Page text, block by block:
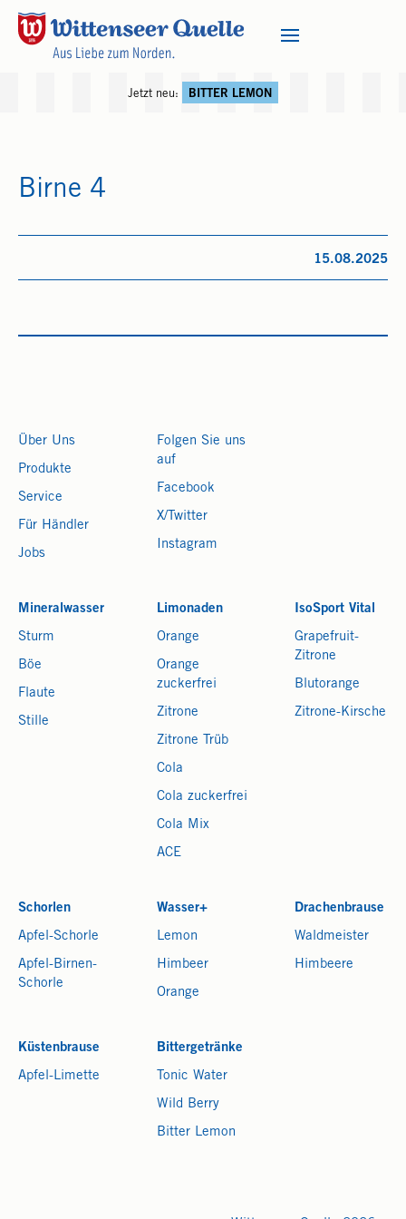
Jetzt neu: BITTER LEMON
Birne 4
15.08.2025
Mineralwasser
Sturm
Böe
Flaute
Stille
Limonaden
Orange
Orange
zuckerfrei
Zitrone
Zitrone Trüb
Cola
Cola zuckerfrei
Cola Mix
ACE
IsoSport Vital
Grapefruit-
Zitrone
Blutorange
Zitrone-Kirsche
Schorlen
Apfel-Schorle
Apfel-Birnen-
Schorle
Wasser+
Lemon
Himbeer
Orange
Drachenbrause
Waldmeister
Himbeere
Küstenbrause
Apfel-Limette
Bittergetränke
Tonic Water
Wild Berry
Bitter Lemon
Über Uns
Produkte
Service
Für Händler
Jobs
Folgen Sie uns
auf
Facebook
X/Twitter
Instagram